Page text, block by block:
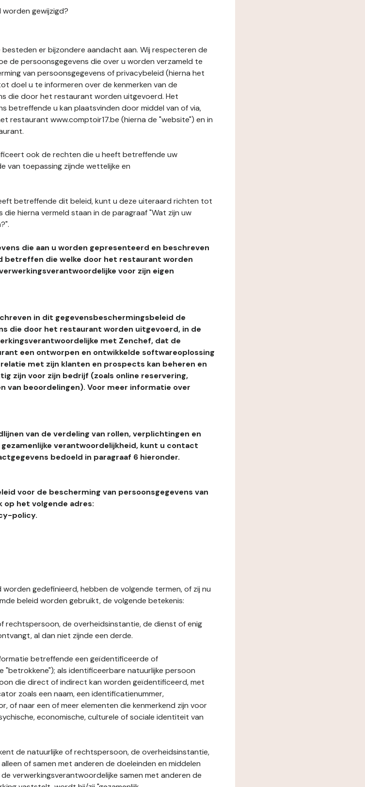
gewijzigd?
er bijzondere aandacht aan. Wij respecteren de
de persoonsgegevens die over u worden verzameld te
van persoonsgegevens of privacybeleid (hierna het
doel u te informeren over de kenmerken van de
die door het restaurant worden uitgevoerd. Het
betreffende u kan plaatsvinden door middel van of via,
restaurant www.comptoir17.be (hierna de "website") en in
ook de rechten die u heeft betreffende uw
van toepassing zijnde wettelijke en
betreffende dit beleid, kunt u deze uiteraard richten tot
hierna vermeld staan in de paragraaf "Wat zijn uw
die aan u worden gepresenteerd en beschreven
betreffen die welke door het restaurant worden
voor zijn eigen
in dit gegevensbeschermingsbeleid de
die door het restaurant worden uitgevoerd, in de
met Zenchef, dat de
een ontworpen en ontwikkelde softwareoplossing
met zijn klanten en prospects kan beheren en
zijn voor zijn bedrijf (zoals online reservering,
van beoordelingen). Voor meer informatie over
van de verdeling van rollen, verplichtingen en
verantwoordelijkheid, kunt u contact
bedoeld in paragraaf 6 hieronder.
voor de bescherming van persoonsgegevens van
op het volgende adres:
policy.
gedefinieerd, hebben de volgende termen, of zij nu
beleid worden gebruikt, de volgende betekenis:
rechtspersoon, de overheidsinstantie, de dienst of enig
al dan niet zijnde een derde.
betreffende een geïdentificeerde of
als identificeerbare natuurlijke persoon
die direct of indirect kan worden geïdentificeerd, met
zoals een naam, een identificatienummer,
of naar een of meer elementen die kenmerkend zijn voor
economische, culturele of sociale identiteit van
de natuurlijke of rechtspersoon, de overheidsinstantie,
of samen met anderen de doeleinden en middelen
verwerkingsverantwoordelijke samen met anderen de